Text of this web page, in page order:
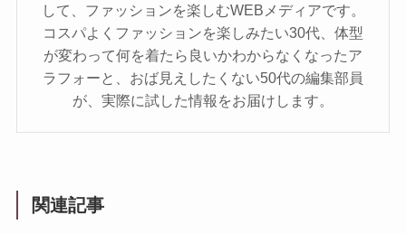
して、ファッションを楽しむWEBメディアです。
コスパよくファッションを楽しみたい30代、体型
が変わって何を着たら良いかわからなくなったア
ラフォーと、おば見えしたくない50代の編集部員
が、実際に試した情報をお届けします。
関連記事